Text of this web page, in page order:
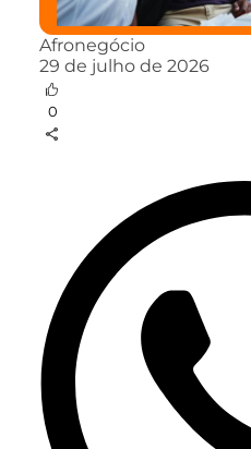
Afronegócio
29 de julho de 2026
0